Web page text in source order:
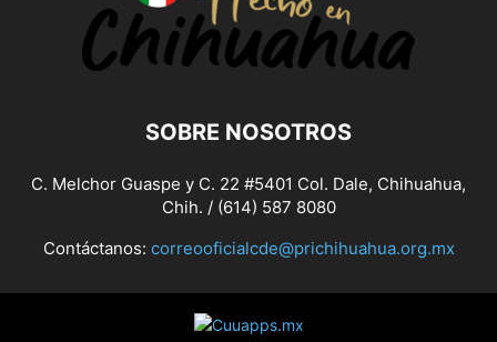
SOBRE NOSOTROS
C. Melchor Guaspe y C. 22 #5401 Col. Dale, Chihuahua,
Chih. / (614) 587 8080
Contáctanos: correooficialcde@prichihuahua.org.mx